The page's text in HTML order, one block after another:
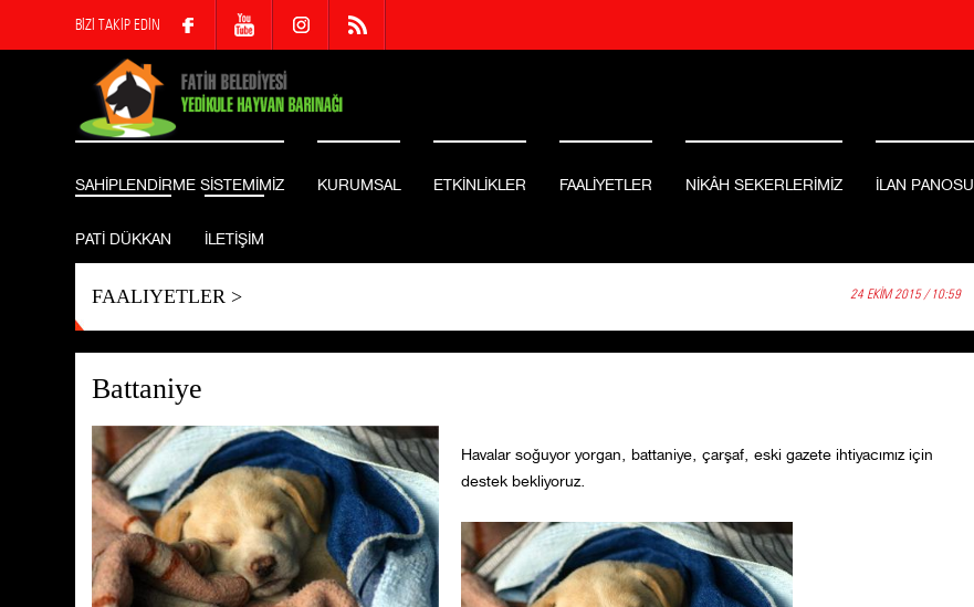
BİZİ TAKİP EDİN
SAHİPLENDİRME SİSTEMİMİZ KURUMSAL ETKİNLİKLER FAALİYETLER NİKÂH SEKERLERİMİZ İLAN PANOSU
PATİ DÜKKAN İLETİŞİM
FAALIYETLER> 24 EKİM 2015 / 10:59
Battaniye
Havalar soğuyor yorgan, battaniye, çarşaf, eski gazete ihtiyacımız için
destek bekliyoruz.